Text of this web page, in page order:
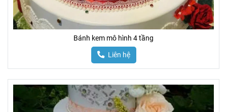
Bánh kem mô hình 4 tầng
Liên hệ